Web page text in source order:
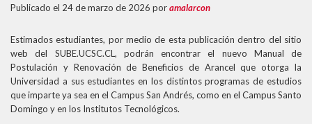
Publicado el 24 de marzo de 2026 poramalarcon
Estimados estudiantes, por medio de esta publicación dentro del sitio
web del SUBE.UCSC.CL, podrán encontrar el nuevo Manual de
Postulación y Renovación de Beneficios de Arancel que otorga la
Universidad a sus estudiantes en los distintos programas de estudios
que imparte ya sea en el Campus San Andrés, como en el Campus Santo
Domingo y en los Institutos Tecnológicos.